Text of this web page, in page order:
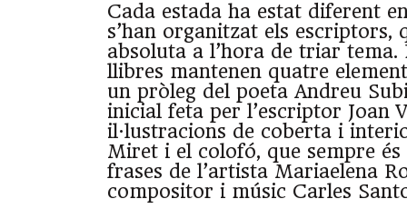
Cada estada ha estat diferent
s’han organitzat els escriptors,
absoluta a l’hora de triar tema.
llibres mantenen quatre
un pròleg del poeta Andreu
inicial feta per l’escriptor Joan
il·lustracions de coberta i
Miret i el colofó, que sempre és
frases de l’artista Mariaelena
compositor i músic Carles